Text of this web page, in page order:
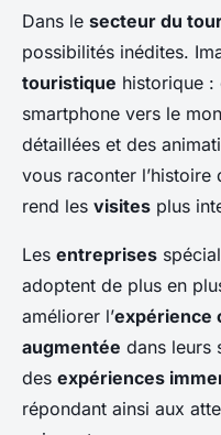
Dans le secteur du
possibilités inédites.
touristique historique :
smartphone vers le
détaillées et des
vous raconter
rend les visites plus
Les entreprises
adoptent de plus en
améliorer l’expérience
augmentée dans leurs
des expériences
répondant ainsi aux